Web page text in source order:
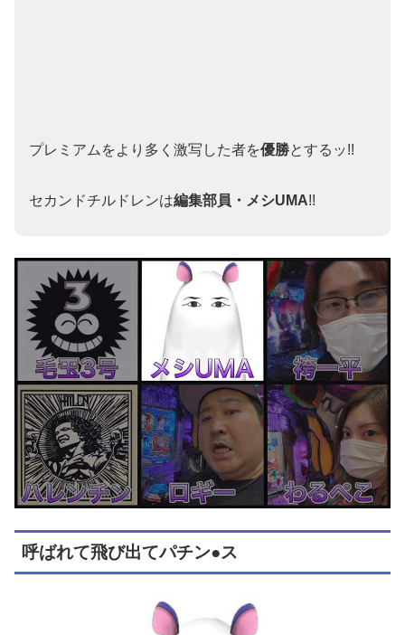
プレミアムをより多く激写した者を優勝とするッ!!
セカンドチルドレンは編集部員・メシUMA!!
呼ばれて飛び出てパチン●ス